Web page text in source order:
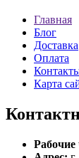
Главная
Блог
Доставка
Оплата
Карта